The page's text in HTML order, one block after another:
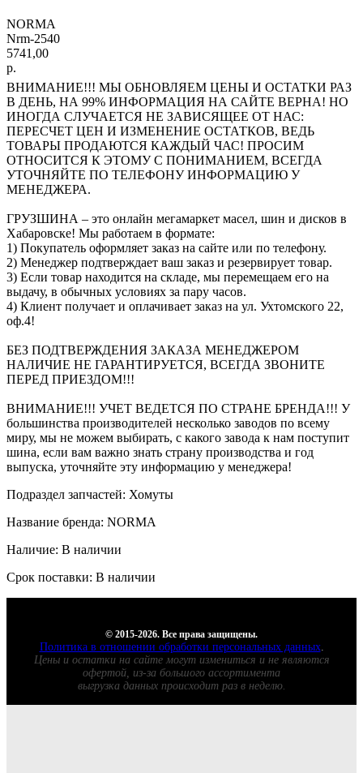
NORMA
Nrm-2540
5741,00
р.
ВНИМАНИЕ!!! МЫ ОБНОВЛЯЕМ ЦЕНЫ И ОСТАТКИ РАЗ
В ДЕНЬ, НА 99% ИНФОРМАЦИЯ НА САЙТЕ ВЕРНА! НО
ИНОГДА СЛУЧАЕТСЯ НЕ ЗАВИСЯЩЕЕ ОТ НАС:
ПЕРЕСЧЕТ ЦЕН И ИЗМЕНЕНИЕ ОСТАТКОВ, ВЕДЬ
ТОВАРЫ ПРОДАЮТСЯ КАЖДЫЙ ЧАС! ПРОСИМ
ОТНОСИТСЯ К ЭТОМУ С ПОНИМАНИЕМ, ВСЕГДА
УТОЧНЯЙТЕ ПО ТЕЛЕФОНУ ИНФОРМАЦИЮ У
МЕНЕДЖЕРА.
ГРУЗШИНА – это онлайн мегамаркет масел, шин и дисков в
Хабаровске! Мы работаем в формате:
1) Покупатель оформляет заказ на сайте или по телефону.
2) Менеджер подтверждает ваш заказ и резервирует товар.
3) Если товар находится на складе, мы перемещаем его на
выдачу, в обычных условиях за пару часов.
4) Клиент получает и оплачивает заказ на ул. Ухтомского 22,
оф.4!
БЕЗ ПОДТВЕРЖДЕНИЯ ЗАКАЗА МЕНЕДЖЕРОМ
НАЛИЧИЕ НЕ ГАРАНТИРУЕТСЯ, ВСЕГДА ЗВОНИТЕ
ПЕРЕД ПРИЕЗДОМ!!!
ВНИМАНИЕ!!! УЧЕТ ВЕДЕТСЯ ПО СТРАНЕ БРЕНДА!!! У
большинства производителей несколько заводов по всему
миру, мы не можем выбирать, с какого завода к нам поступит
шина, если вам важно знать страну производства и год
выпуска, уточняйте эту информацию у менеджера!
Подраздел запчастей: Хомуты
Название бренда: NORMA
Наличие: В наличии
Срок поставки: В наличии
© 2015-2026. Все права защищены.
Политика в отношении обработки персональных данных.
Цены и остатки на сайте могут измениться и не являются
офертой, из-за большого ассортимента
выгрузка данных происходит раз в неделю.